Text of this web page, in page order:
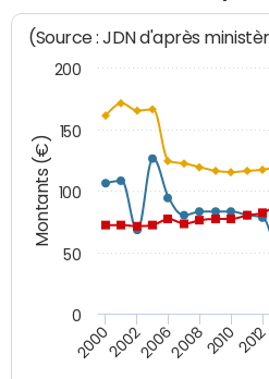
Montants (€)
(Source : JDN d'après
200020022006200820102012
0
50
100
150
200